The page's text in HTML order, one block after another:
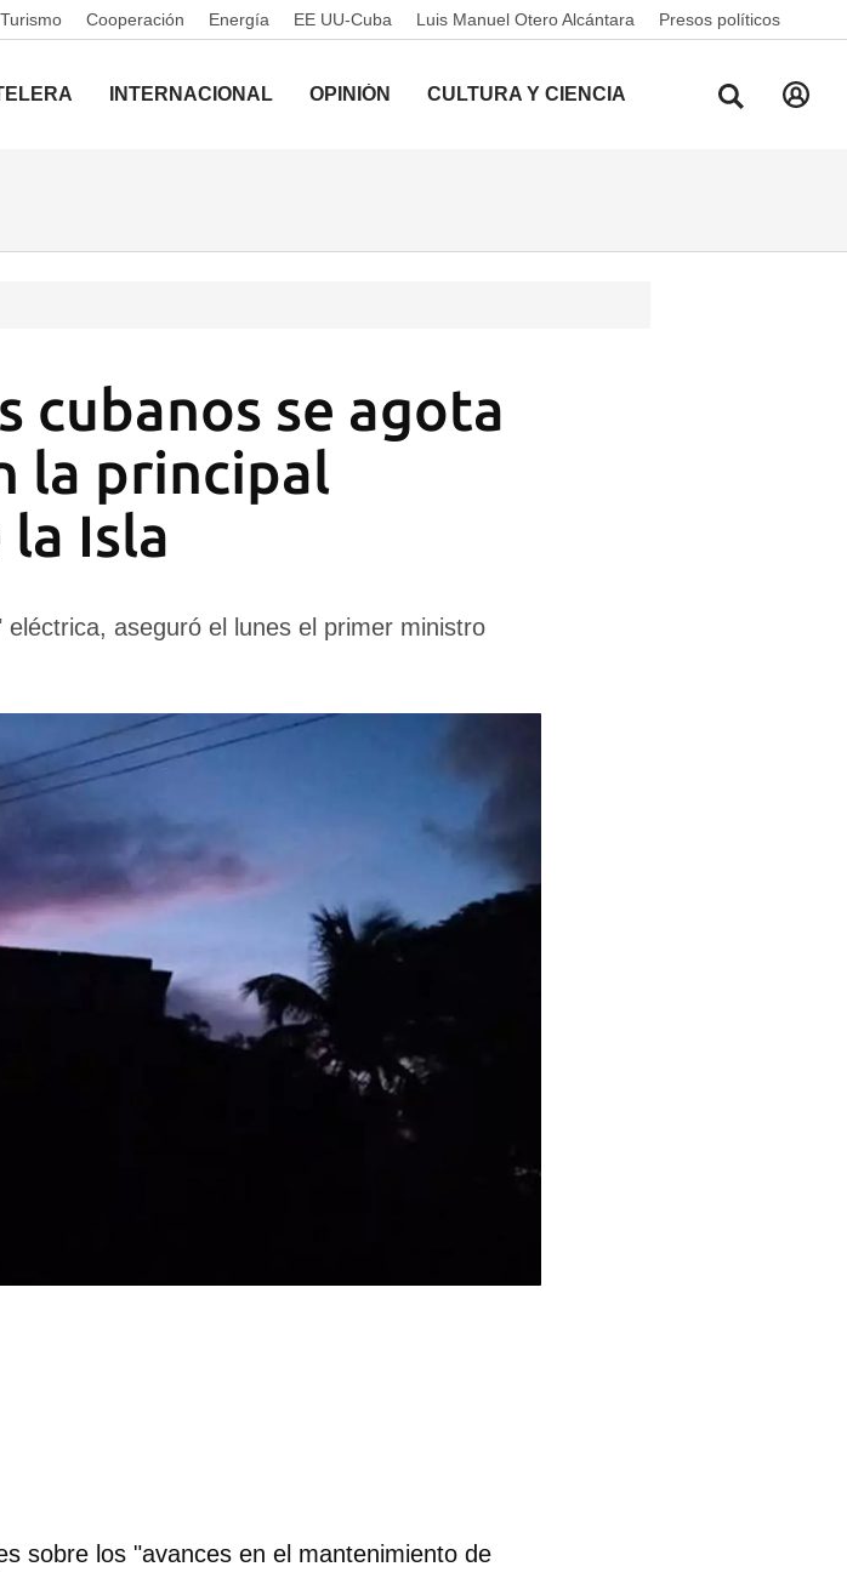
Turismo Cooperación Energía EE UU-Cuba Luis Manuel Otero Alcántara Presos políticos
INTERNACIONAL OPINIÓN CULTURA Y CIENCIA
cubanos se agota
la principal
Isla
aseguró el lunes el primer ministro
sobre los "avances en el mantenimiento de